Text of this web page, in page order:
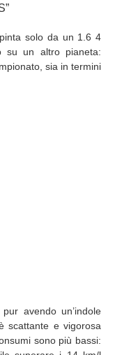
solo da un 1.6 4
su un altro pianeta:
sia in termini
avendo un’indole
scattante e vigorosa
sono più bassi: